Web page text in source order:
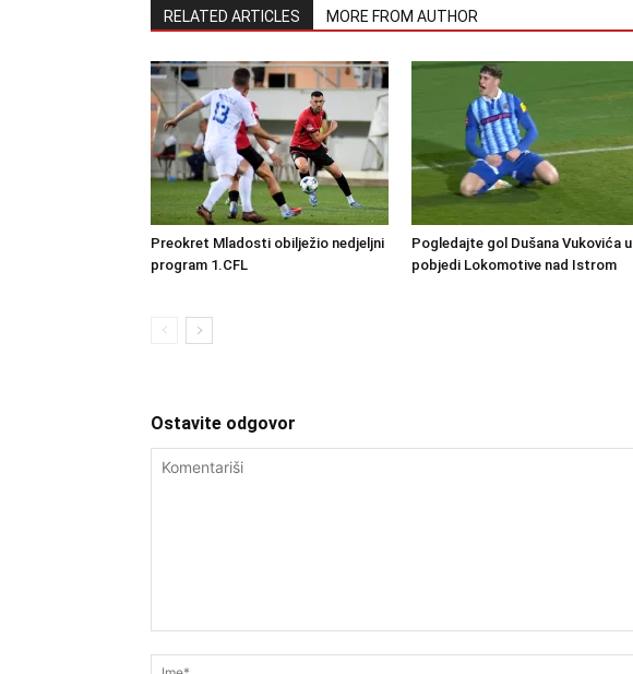
RELATED ARTICLES MORE FROM AUTHOR
Preokret Mladosti obilježio nedjeljni
program 1.CFL
Pogledajte gol Dušana Vukovića u
pobjedi Lokomotive nad Istrom
Ostavite odgovor